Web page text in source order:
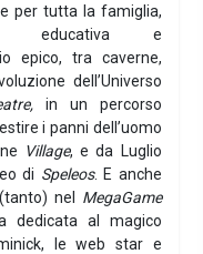
per tutta la famiglia,
educativa e
epico, tra caverne,
dell’Universo
in un percorso
i panni dell’uomo
Village, e da Luglio
di Speleos. E anche
nel MegaGame
dedicata al magico
le web star e